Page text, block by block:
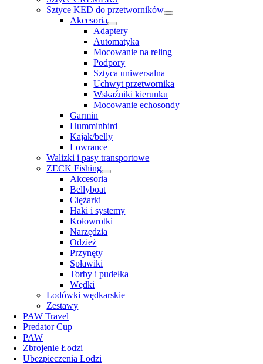
Sztyce KED do przetworników
Akcesoria
Adaptery
Automatyka
Mocowanie na reling
Podpory
Sztyca uniwersalna
Uchwyt przetwornika
Wskaźniki kierunku
Mocowanie echosondy
Garmin
Humminbird
Kajak/belly
Lowrance
Walizki i pasy transportowe
ZECK Fishing
Akcesoria
Bellyboat
Ciężarki
Haki i systemy
Kołowrotki
Narzędzia
Odzież
Przynęty
Spławiki
Torby i pudełka
Wędki
Lodówki wędkarskie
Zestawy
PAW Travel
Predator Cup
PAW
Zbrojenie Łodzi
Ubezpieczenia Łodzi